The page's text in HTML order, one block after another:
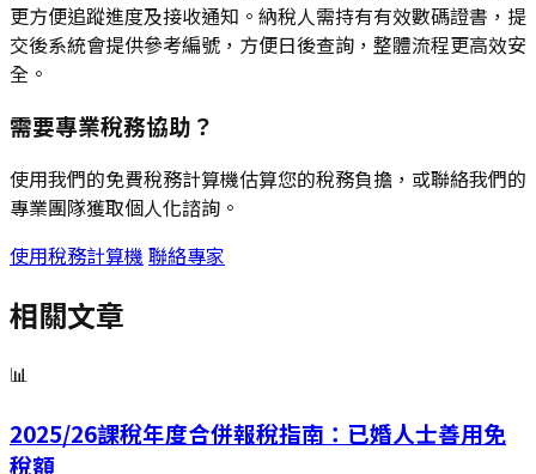
更方便追蹤進度及接收通知。納稅人需持有有效數碼證書，提
交後系統會提供參考編號，方便日後查詢，整體流程更高效安
全。
需要專業稅務協助？
使用我們的免費稅務計算機估算您的稅務負擔，或聯絡我們的
專業團隊獲取個人化諮詢。
使用稅務計算機 聯絡專家
相關文章
📊
2025/26課稅年度合併報稅指南：已婚人士善用免
稅額